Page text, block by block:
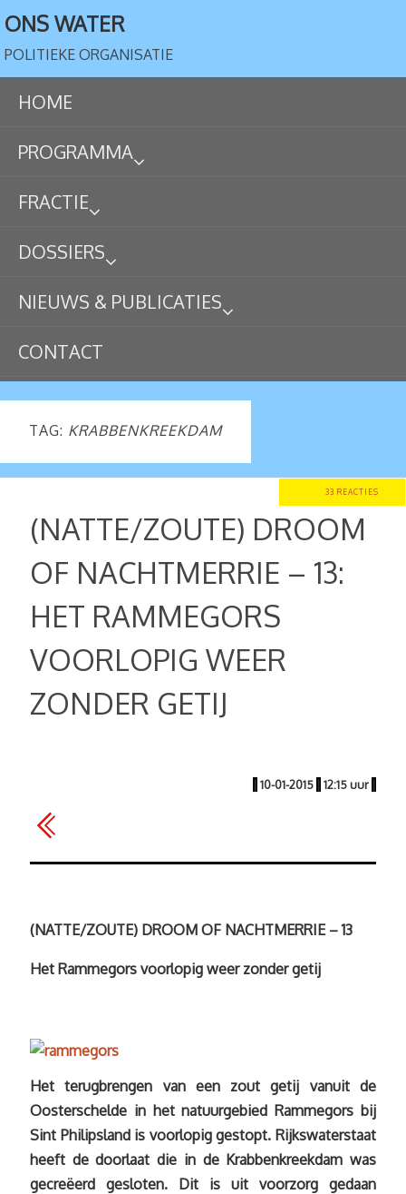
ONS WATER
POLITIEKE ORGANISATIE
HOME
PROGRAMMA
FRACTIE
DOSSIERS
NIEUWS & PUBLICATIES
CONTACT
TAG: KRABBENKREEKDAM
33 REACTIES
(NATTE/ZOUTE) DROOM
OF NACHTMERRIE – 13:
HET RAMMEGORS
VOORLOPIG WEER
ZONDER GETIJ
| 10-01-2015 | 12:15 uur |
(NATTE/ZOUTE) DROOM OF NACHTMERRIE – 13
Het Rammegors voorlopig weer zonder getij
Het terugbrengen van een zout getij vanuit de
Oosterschelde in het natuurgebied Rammegors bij
Sint Philipsland is voorlopig gestopt. Rijkswaterstaat
heeft de doorlaat die in de Krabbenkreekdam was
gecreëerd gesloten. Dit is uit voorzorg gedaan